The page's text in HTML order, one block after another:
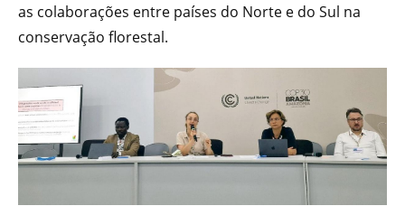
as colaborações entre países do Norte e do Sul na
conservação florestal.